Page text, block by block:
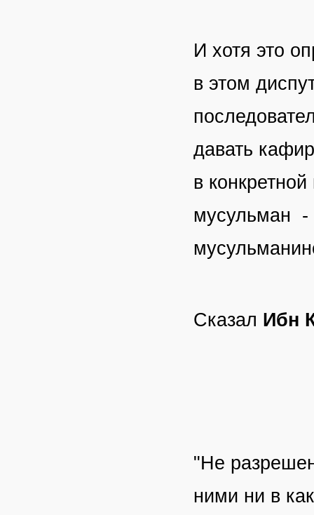
И хотя это
в этом
давать
в
мусульман -
Сказал Ибн
"Не
ними ни в